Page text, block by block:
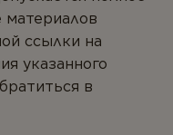
материалов
ссылки на
указанного
в